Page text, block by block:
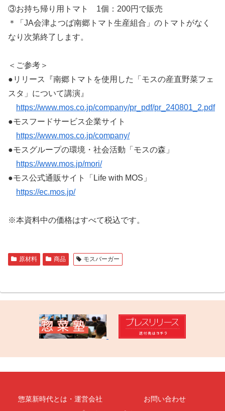
③お持ち帰り用トマト 1個：200円で販売
＊「JA会津よつば南郷トマト生産組合」のトマトがなく
なり次第終了します。
＜ご参考＞
●リリース『南郷トマトを使用した「モスの産直野菜フェ
スタ」について講演』
https://www.mos.co.jp/company/pr_pdf/pr_240801_2.pdf
●モスフードサービス企業サイト
https://www.mos.co.jp/company/
●モスグループの環境・社会活動「モスの森」
https://www.mos.jp/mori/
●モス公式通販サイト「Life with MOS」
https://ec.mos.jp/
※本資料中の価格はすべて税込です。
原材料 商品 モスバーガー
惣菜新時代とは・運営会社
お問い合わせ